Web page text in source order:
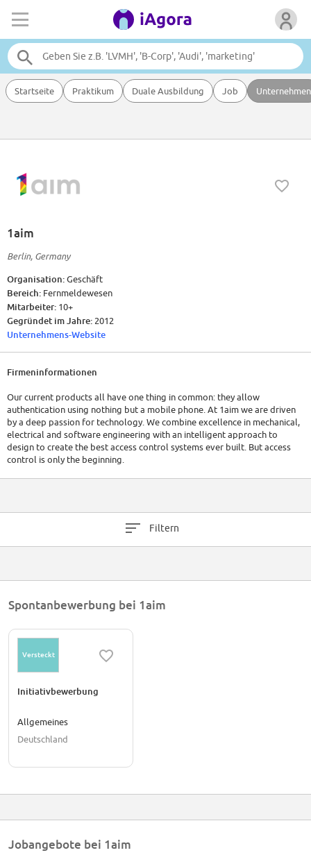
Startseite Praktikum Duale Ausbildung Job Unternehmen
1aim
Berlin, Germany
Organisation:Geschäft
Bereich: Fernmeldewesen
Mitarbeiter: 10+
Gegründet im Jahre: 2012
Unternehmens-Website
Firmeninformationen
Our current products all have one thing in common: they allow
authentication using nothing but a mobile phone. At 1aim we are driven
by a deep passion for technology. We combine excellence in mechanical,
electrical and software engineering with an intelligent approach to
design to create the best access control systems ever built. But access
control is only the beginning.
Filtern
Spontanbewerbung bei 1aim
Versteckt
Initiativbewerbung
Allgemeines
Deutschland
Jobangebote bei 1aim